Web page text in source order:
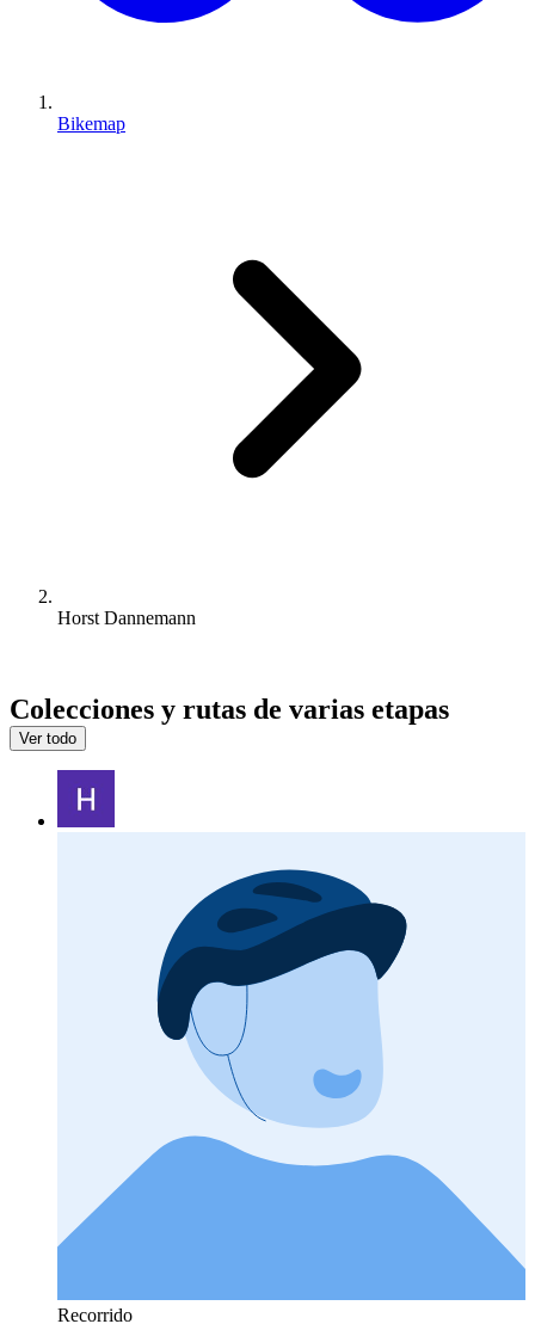
Bikemap
Horst Dannemann
Colecciones y rutas de varias etapas
Ver todo
Recorrido